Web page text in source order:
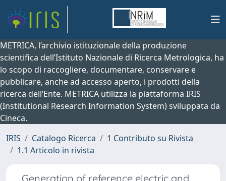
METRICA, l’archivio istituzionale della produzione
scientifica dell’Istituto Nazionale di Ricerca Metrologica, ha
lo scopo di raccogliere, documentare, conservare e
pubblicare, anche ad accesso aperto, i prodotti della
ricerca dell’Ente. METRICA utilizza la piattaforma IRIS
(Institutional Research Information System) sviluppata da
Cineca.
IRIS
Catalogo Ricerca
1 Contributo su Rivista
1.1 Articolo in rivista
Generation of reference electric and